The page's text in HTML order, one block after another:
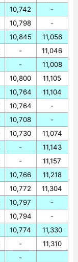
10,742
10,798
10,845
-
-
10,800
10,764
10,764
10,708
10,730
-
-
10,766
10,772
10,797
10,794
10,774
-
-
-
-
11,056
11,046
11,008
11,105
11,104
-
-
11,074
11,143
11,157
11,218
11,304
-
-
11,330
11,310